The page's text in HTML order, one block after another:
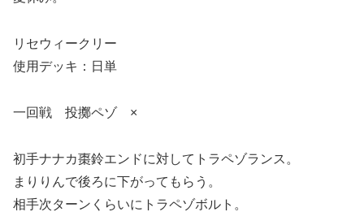
リセウィークリー
使用デッキ：日単
一回戦 投擲ペゾ ×
初手ナナカ棗鈴エンドに対してトラペゾランス。
まりりんで後ろに下がってもらう。
相手次ターンくらいにトラペゾボルト。